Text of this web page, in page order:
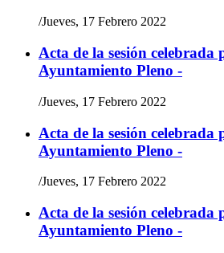
/Jueves, 17 Febrero 2022
Acta de la sesión celebrada
Ayuntamiento Pleno -
/Jueves, 17 Febrero 2022
Acta de la sesión celebrada
Ayuntamiento Pleno -
/Jueves, 17 Febrero 2022
Acta de la sesión celebrada
Ayuntamiento Pleno -